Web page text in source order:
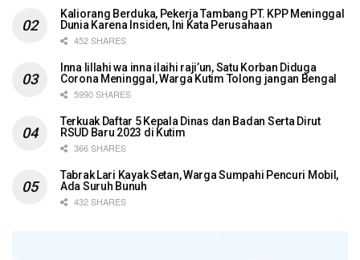
Kaliorang Berduka, Pekerja Tambang PT. KPP Meninggal
Dunia Karena Insiden, Ini Kata Perusahaan
452 SHARES
Inna lillahi wa inna ilaihi raji’un, Satu Korban Diduga
Corona Meninggal, Warga Kutim Tolong jangan Bengal
5990 SHARES
Terkuak Daftar 5 Kepala Dinas dan Badan Serta Dirut
RSUD Baru 2023 di Kutim
366 SHARES
Tabrak Lari Kayak Setan, Warga Sumpahi Pencuri Mobil,
Ada Suruh Bunuh
432 SHARES